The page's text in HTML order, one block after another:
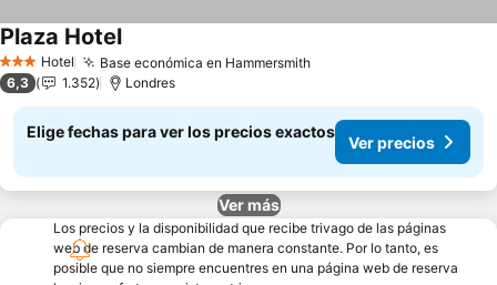
3 Estrellas
Hotel Base económica en Hammersmith
Plaza Hotel
6,3 1.352 Londres
Elige fechas para ver los precios exactos
Ver precios
Ver más
Los precios y la disponibilidad que recibe trivago de las páginas
web de reserva cambian de manera constante. Por lo tanto, es
posible que no siempre encuentres en una página web de reserva